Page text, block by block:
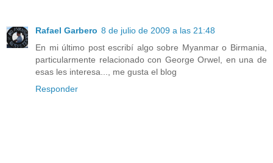
Rafael Garbero 8 de julio de 2009 a las 21:48
En mi último post escribí algo sobre Myanmar o Birmania,
particularmente relacionado con George Orwel, en una de
esas les interesa..., me gusta el blog
Responder